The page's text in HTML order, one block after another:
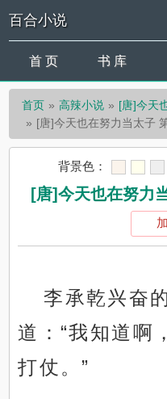
百合小说
首 页 书 库
首页 高辣小说
[唐]今天
[唐]今天也在努力当太子
背景色：
[唐]今天也在努力
李承乾兴奋
道：“我知道啊
打仗。”